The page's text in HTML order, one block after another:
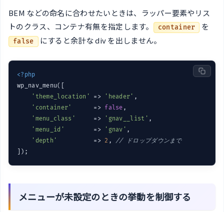
BEM などの命名に合わせたいときは、ラッパー要素やリス
トのクラス、コンテナ有無を指定します。
container を
false にすると余計な div を出しません。
<?php
wp_nav_menu([
'theme_location'
=> 'header' ,
'container'
      =>
false ,
'menu_class'
     =>
'gnav__list' ,
'menu_id'
        =>
'gnav' ,
'depth'
          =>
2 , // ドロップダウンまで
メニューが未設定のときの挙動を制御する